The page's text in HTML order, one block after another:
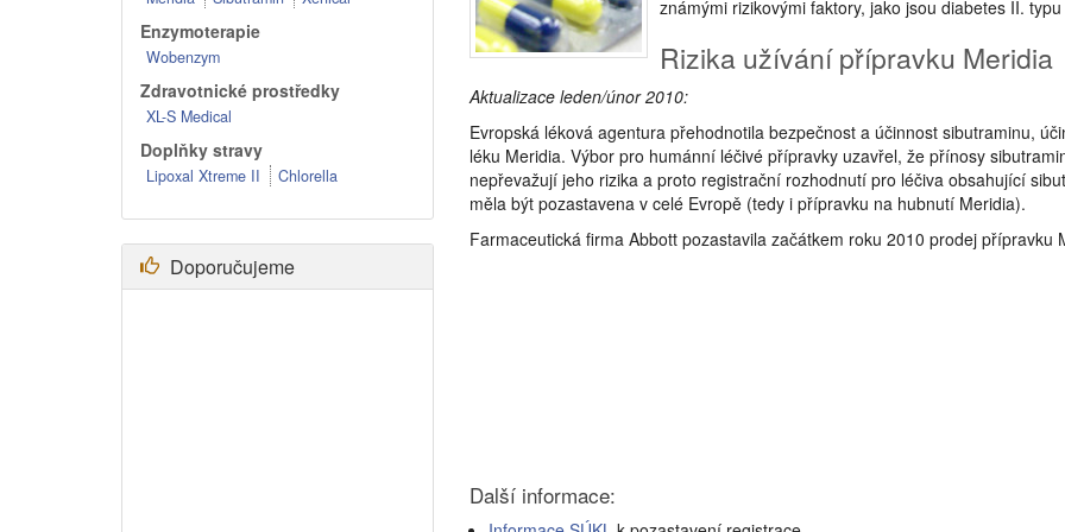
známými rizikovými faktory, jako jsou diabetes II.
Rizika užívání přípravku Meridia
Aktualizace leden/únor 2010:
Evropská léková agentura přehodnotila bezpečnost a účinnost sibutraminu,
léku Meridia. Výbor pro humánní léčivé přípravky uzavřel, že přínosy
nepřevažují jeho rizika a proto registrační rozhodnutí pro léčiva obsahující
měla být pozastavena v celé Evropě (tedy i přípravku na hubnutí Meridia).
Farmaceutická firma Abbott pozastavila začátkem roku 2010 prodej přípravku
Další informace:
Enzymoterapie
Wobenzym
Zdravotnické prostředky
XL-S Medical
Doplňky stravy
Lipoxal Xtreme II Chlorella
Doporučujeme